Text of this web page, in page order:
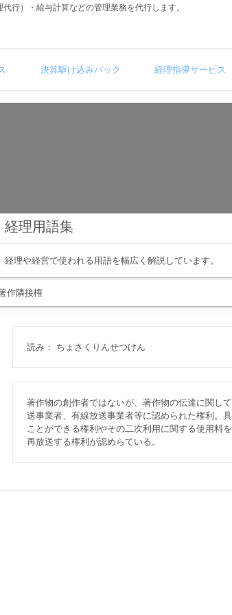
行）・給与計算などの管理業務を代行します。
決算駆け込みパック 経理指導サービス
経理用語集
経理や経営で使われる用語を幅広く解説しています。
作隣接権
読み： ちょさくりんせつけん
著作物の創作者ではないが、著作物の伝達に関し
送事業者、有線放送事業者等に認められた権利。
ことができる権利やその二次利用に関する使用料
再放送する権利が認めらている。